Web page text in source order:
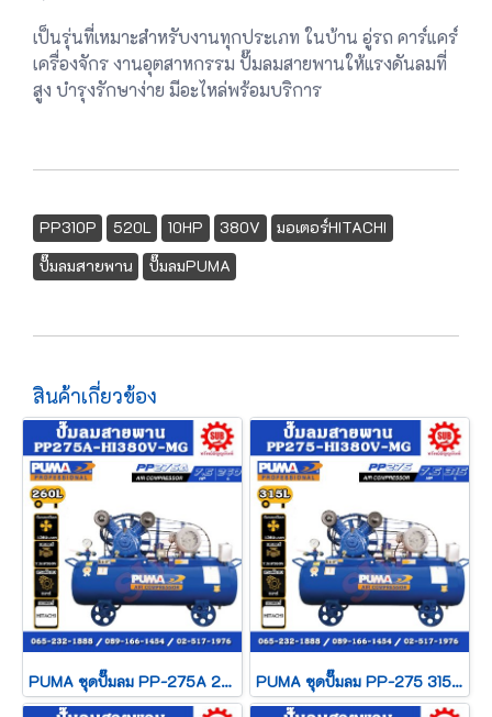
เป็นรุ่นที่เหมาะสำหรับงานทุกประเภท ในบ้าน อู่รถ คาร์แคร์
เครื่องจักร งานอุตสาหกรรม ปั๊มลมสายพานให้แรงดันลมที่
สูง บำรุงรักษาง่าย มีอะไหล่พร้อมบริการ
PP310P 520L 10HP 380V
มอเตอร์HITACHI
ปั๊มลมสายพาน
ปั๊มลมPUMA
สินค้าเกี่ยวข้อง
PUMA ชุดปั๊มลม PP-275A 260L 2 สูบ + มอเตอร์ 7.5HP 380V HITACHI มีเม็กเนติก PUMA ชุดปั๊มลม PP-275 315L 2 สูบ + มอเตอร์ 7.5HP 380V HITACHI มีเม็กเนติก